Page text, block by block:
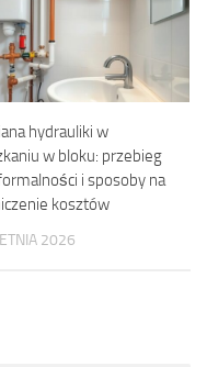
hydrauliki w
w bloku: przebieg
i sposoby na
kosztów
2026